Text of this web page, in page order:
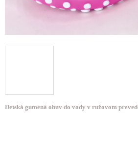
Detská gumená obuv do vody v ružovom